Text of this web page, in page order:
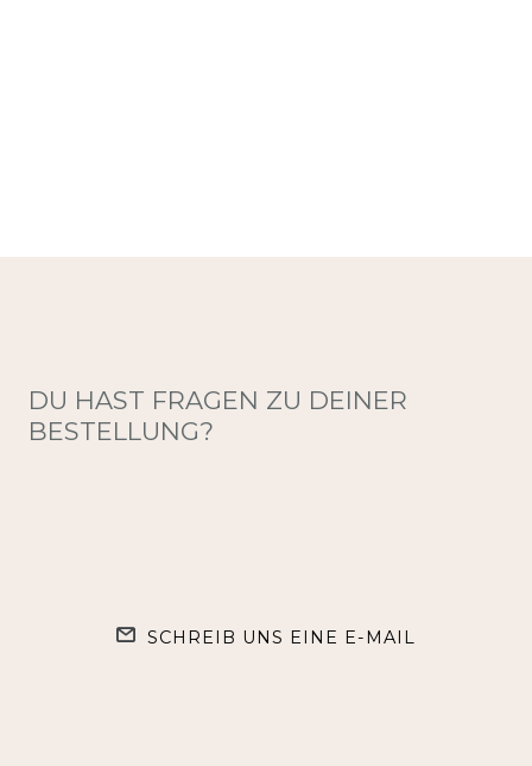
DU HAST FRAGEN ZU DEINER
BESTELLUNG?
SCHREIB UNS EINE E-MAIL